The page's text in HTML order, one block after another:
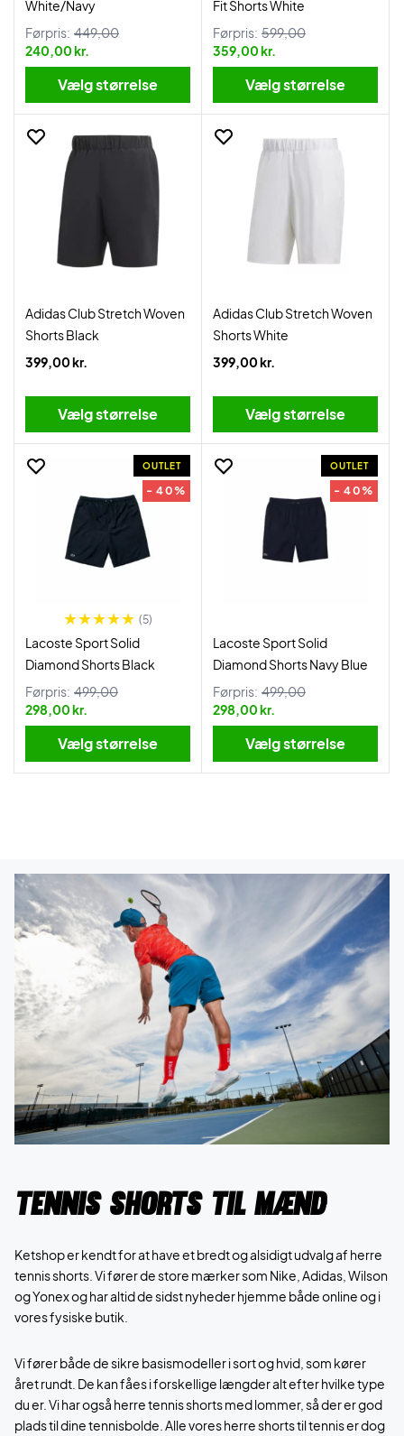
White/Navy
Førpris: 449,00
240,00 kr.
Vælg størrelse
Fit Shorts White
Førpris: 599,00
359,00 kr.
Vælg størrelse
Adidas Club Stretch Woven
Shorts Black
399,00 kr.
Vælg størrelse
Adidas Club Stretch Woven
Shorts White
399,00 kr.
Vælg størrelse
OUTLET
- 40%
(5)
Lacoste Sport Solid
Diamond Shorts Black
Førpris: 499,00
298,00 kr.
Vælg størrelse
OUTLET
- 40%
Lacoste Sport Solid
Diamond Shorts Navy Blue
Førpris: 499,00
298,00 kr.
Vælg størrelse
Tennis shorts til mænd
Ketshop er kendt for at have et bredt og alsidigt udvalg af herre
tennis shorts. Vi fører de store mærker som Nike, Adidas, Wilson
og Yonex og har altid de sidst nyheder hjemme både online og i
vores fysiske butik.
Vi fører både de sikre basismodeller i sort og hvid, som kører
året rundt. De kan fåes i forskellige længder alt efter hvilke type
du er. Vi har også herre tennis shorts med lommer, så der er god
plads til dine tennisbolde. Alle vores herre shorts til tennis er dog